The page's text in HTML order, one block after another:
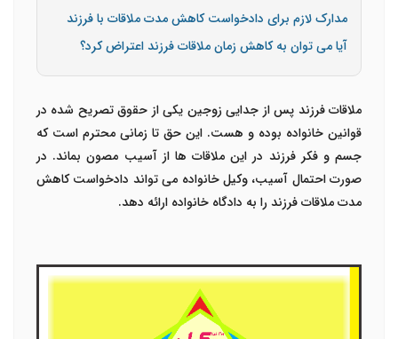
مدارک لازم برای دادخواست کاهش مدت ملاقات با فرزند
آیا می توان به کاهش زمان ملاقات فرزند اعتراض کرد؟
ملاقات فرزند پس از جدایی زوجین یکی از حقوق تصریح شده در
قوانین خانواده بوده و هست. این حق تا زمانی محترم است که
جسم و فکر فرزند در این ملاقات ها از آسیب مصون بماند. در
صورت احتمال آسیب، وکیل خانواده می تواند دادخواست کاهش
مدت ملاقات فرزند را به دادگاه خانواده ارائه دهد.